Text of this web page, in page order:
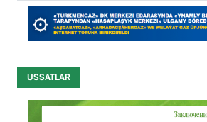
USSATLAR